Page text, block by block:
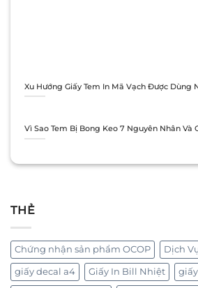
Xu Hướng Giấy Tem In Mã Vạch Được Dùng
Vì Sao Tem Bị Bong Keo 7 Nguyên Nhân Và
THẺ
Chứng nhận sản phẩm OCOP Dịch
giấy decal a4 Giấy In Bill Nhiệt